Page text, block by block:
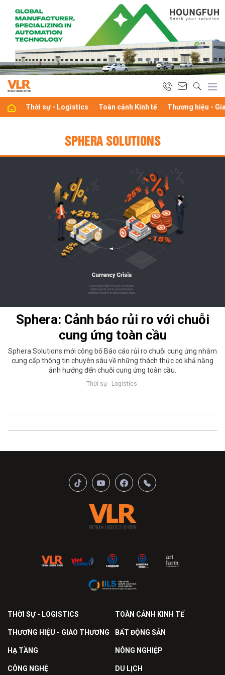
Thời sự - Logistics Toàn cảnh Kinh tế Thương hiệu -
SPHERA SOLUTIONS
Sphera: Cảnh báo rủi ro với chuỗi
cung ứng toàn cầu
Sphera Solutions mới công bố Báo cáo rủi ro chuỗi cung ứng nhằm
cung cấp thông tin chuyên sâu về những thách thức có khả năng
ảnh hưởng đến chuỗi cung ứng toàn cầu.
Thời sự - Logistics
THỜI SỰ - LOGISTICS TOÀN CẢNH KINH TẾ
THƯƠNG HIỆU - GIAO THƯƠNG BẤT ĐỘNG SẢN
HẠ TẦNG NÔNG NGHIỆP
CÔNG NGHỆ DU LỊCH